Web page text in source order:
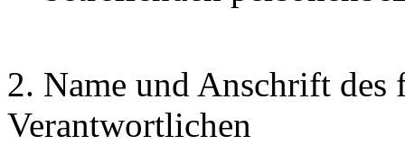
2. Name und Anschrift des
Verantwortlichen